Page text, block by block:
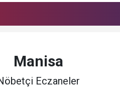
Manisa
Eczaneler